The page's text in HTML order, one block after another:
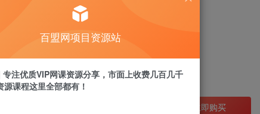
请付费后查看
超级会员免费
立即购买
百盟网项目资源站
专注优质VIP网课资源分享，市面上收费几百几千
源课程这里全部都有！